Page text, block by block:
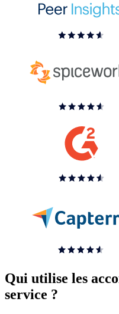
Qui utilise les
service ?